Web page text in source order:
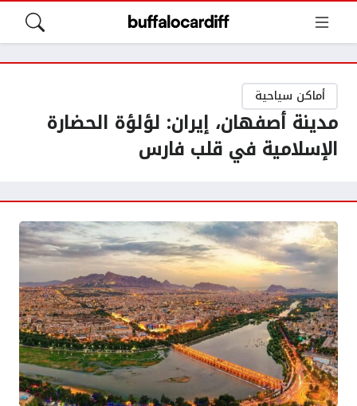
أماكن سياحية
مدينة أصفهان، إيران: لؤلؤة الحضارة
الإسلامية في قلب فارس